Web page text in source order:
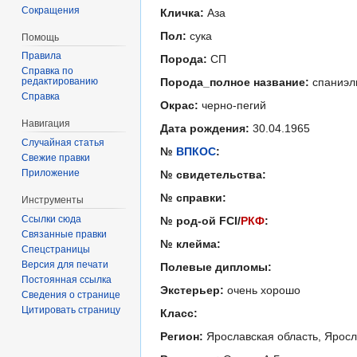
Кличка: Аза
Пол: сука
Порода: СП
Порода_полное название:
Окрас: черно-пегий
Дата рождения: 30.04.1965
№ ВПКОС:
№ свидетельства:
№ справки:
№ род-ой FCI/РКФ:
№ клейма:
Полевые дипломы:
Экстерьер: очень хорошо
Класс:
Регион: Ярославская область,
Сокращения
Помощь
Правила
Справка по
редактированию
Справка
Навигация
Случайная статья
Свежие правки
Приложение
Инструменты
Ссылки сюда
Связанные правки
Спецстраницы
Версия для печати
Постоянная ссылка
Сведения о странице
Цитировать страницу